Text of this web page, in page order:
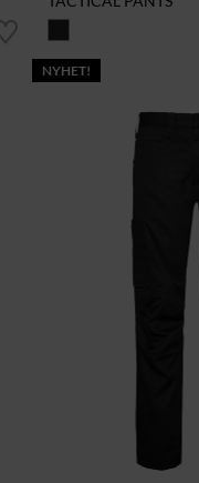
NYHET!